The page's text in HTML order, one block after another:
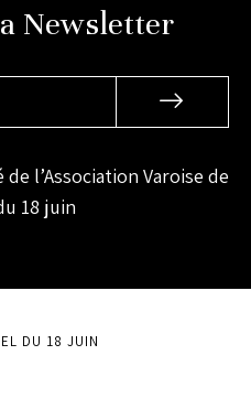
Newsletter
l’Association Varoise de
18 juin
DU 18 JUIN